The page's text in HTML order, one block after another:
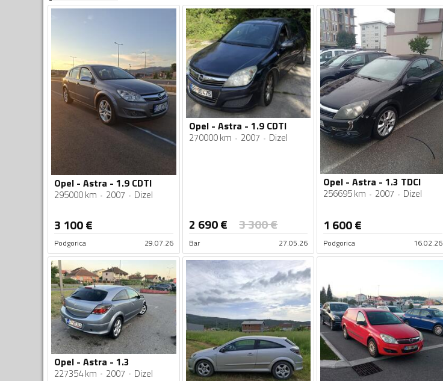
Opel - Astra - 1.9 CDTI
295000 km 2007 Dizel
3 100€
Podgorica 29.07.26
Opel - Astra - 1.9 CDTI
270000 km 2007 Dizel
2 690€ 3 300€
Bar 27.05.26
Opel - Astra - 1.3 TDCI
256695 km 2007 Dizel
1 600€
Podgorica 16.02.26
Opel - Astra - 1.3
227354 km 2007 Dizel